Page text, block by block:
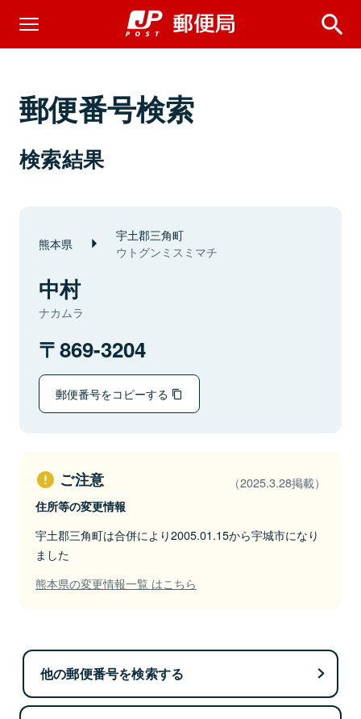
郵便番号検索
検索結果
熊本県 宇土郡三角町
ウトグンミスミマチ
中村
ナカムラ
869-3204
郵便番号をコピーする
ご注意 （2025.3.28掲載）
住所等の変更情報
宇土郡三角町は合併により2005.01.15から宇城市になり
ました
熊本県の変更情報一覧 はこちら
他の郵便番号を検索する